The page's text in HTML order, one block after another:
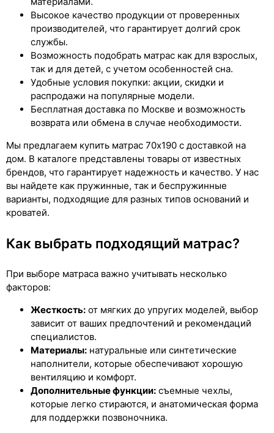
Высокое качество продукции от проверенных
производителей, что гарантирует долгий срок
службы.
Возможность подобрать матрас как для взрослых,
так и для детей, с учетом особенностей сна.
Удобные условия покупки: акции, скидки и
распродажи на популярные модели.
Бесплатная доставка по Москве и возможность
возврата или обмена в случае необходимости.
Мы предлагаем купить матрас 70x190 с доставкой на
дом. В каталоге представлены товары от известных
брендов, что гарантирует надежность и качество. У нас
вы найдете как пружинные, так и беспружинные
варианты, подходящие для разных типов оснований и
кроватей.
Как выбрать подходящий матрас?
При выборе матраса важно учитывать несколько
факторов:
Жесткость: от мягких до упругих моделей, выбор
зависит от ваших предпочтений и рекомендаций
специалистов.
Материалы: натуральные или синтетические
наполнители, которые обеспечивают хорошую
вентиляцию и комфорт.
Дополнительные функции: съемные чехлы,
которые легко стираются, и анатомическая форма
для поддержки позвоночника.